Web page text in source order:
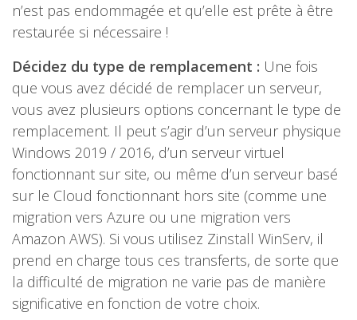
n’est pas endommagée et qu’elle est prête à être
restaurée si nécessaire !
Décidez du type de remplacement : Une fois
que vous avez décidé de remplacer un serveur,
vous avez plusieurs options concernant le type de
remplacement. Il peut s’agir d’un serveur physique
Windows 2019 / 2016, d’un serveur virtuel
fonctionnant sur site, ou même d’un serveur basé
sur le Cloud fonctionnant hors site (comme une
migration vers Azure ou une migration vers
Amazon AWS). Si vous utilisez Zinstall WinServ, il
prend en charge tous ces transferts, de sorte que
la difficulté de migration ne varie pas de manière
significative en fonction de votre choix.